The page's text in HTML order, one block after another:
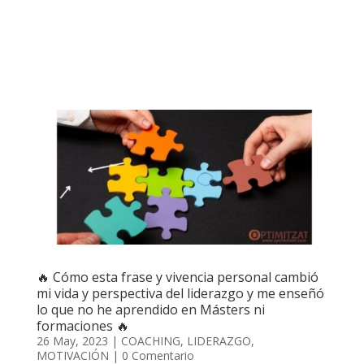
🔥 Cómo esta frase y vivencia personal cambió
mi vida y perspectiva del liderazgo y me enseñó
lo que no he aprendido en Másters ni
formaciones 🔥
26 May, 2023 | COACHING, LIDERAZGO,
MOTIVACIÓN | 0 Comentario